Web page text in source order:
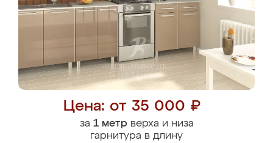
Цена: от 35 000 ₽
за 1 метрверха и низа
гарнитура в длину